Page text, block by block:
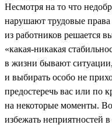
Несмотря на то что
нарушают трудовые
из работников решается
«какая-никакая
в жизни бывают
и выбирать особо не
предостеречь вас или по
на некоторые моменты.
избежать неприятностей